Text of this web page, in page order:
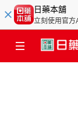
日藥本舖
立刻使用官方